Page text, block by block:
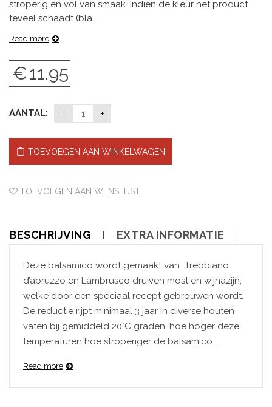
stroperig en vol van smaak. Indien de kleur het product
teveel schaadt (bla...
Read more
€11.95
AANTAL:
TOEVOEGEN AAN WINKELWAGEN
TOEVOEGEN AAN WENSLIJST
BESCHRIJVING EXTRA INFORMATIE
Deze balsamico wordt gemaakt van Trebbiano
d’abruzzo en Lambrusco druiven most en wijnazijn,
welke door een speciaal recept gebrouwen wordt.
De reductie rijpt minimaal 3 jaar in diverse houten
vaten bij gemiddeld 20°C graden, hoe hoger deze
temperaturen hoe stroperiger de balsamico....
Read more